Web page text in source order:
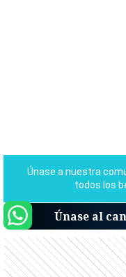
Únase al